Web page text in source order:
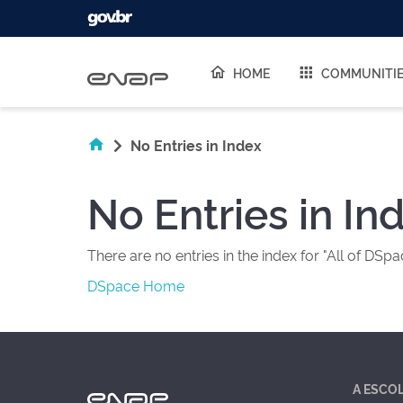
HOME
No Entries in Index
No Entries in
There are no entries in the index for "All of
DSpace Home
A